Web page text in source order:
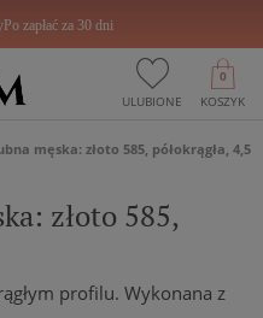
zapłać za 30 dni
ULUBIONE KOSZYK
0
męska: złoto 585, półokrągła, 4,5
złoto 585,
profilu. Wykonana z